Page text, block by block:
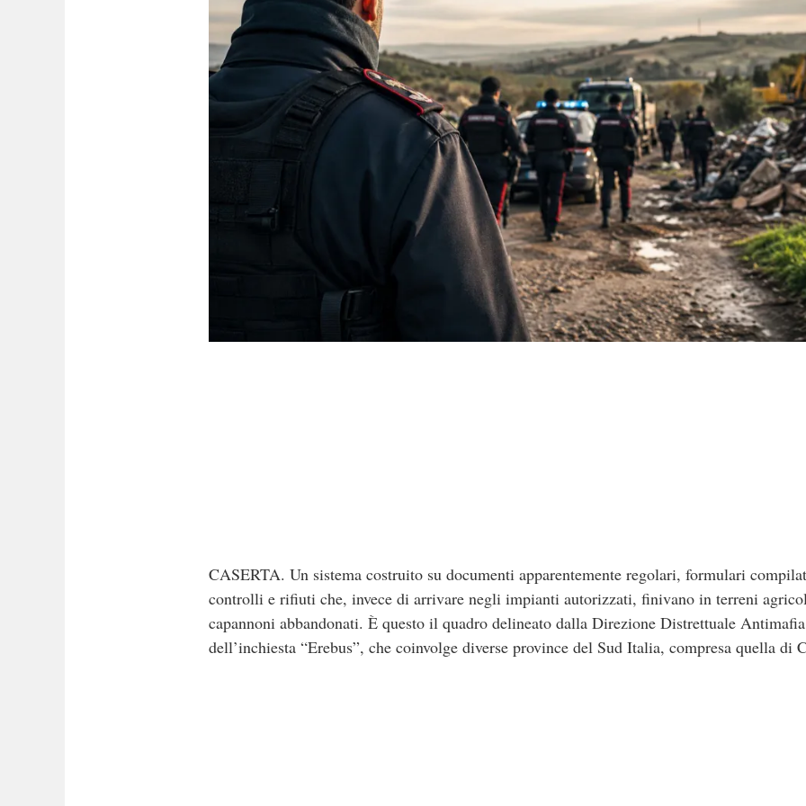
CASERTA. Un sistema costruito su documenti apparentemente regolari, formulari
controlli e rifiuti che, invece di arrivare negli impianti autorizzati, finivano in terreni
capannoni abbandonati. È questo il quadro delineato dalla Direzione Distrettuale
dell’inchiesta “Erebus”, che coinvolge diverse province del Sud Italia, compresa quella di